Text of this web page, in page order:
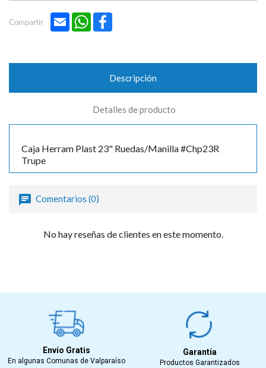
Compartir Email WhatsApp
Descripción
Detalles de producto
Caja Herram Plast 23" Ruedas/Manilla #Chp23R
Trupe
Comentarios (0)
No hay reseñas de clientes en este momento.
Envío Gratis
En algunas Comunas de Valparaíso
Garantía
Productos Garantizados